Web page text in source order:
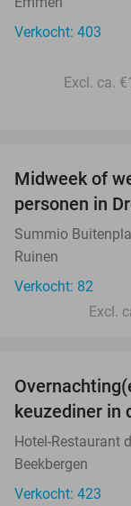
Verkocht: 403
Excl. ca.
Midweek of
personen in
Summio
Ruinen
Verkocht: 82
Excl.
keuzediner in
Hotel-Restaurant
Beekbergen
Verkocht: 423